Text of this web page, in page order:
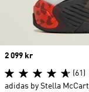
Price
2 099 kr
(61)
adidas by Stella